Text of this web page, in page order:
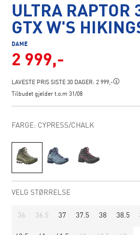
ULTRA RAPTOR
GTX W'S
DAME
2 999,-
LAVESTE PRIS SISTE 30 DAGER: 2 999,-
Tilbudet gjelder t.o.m 31/08
FARGE: CYPRESS/CHALK
VELG STØRRELSE
36 36.5 37 37.5 38 38.5